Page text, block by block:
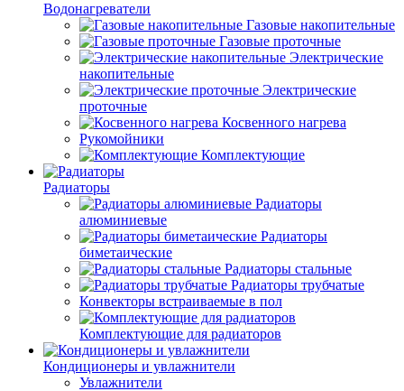
Водонагреватели
Газовые накопительные
Газовые проточные
Электрические
накопительные
Электрические
проточные
Косвенного нагрева
Рукомойники
Комплектующие
Радиаторы
Радиаторы
алюминиевые
Радиаторы
биметаические
Радиаторы стальные
Радиаторы трубчатые
Конвекторы встраиваемые в пол
Комплектующие для радиаторов
Кондиционеры и увлажнители
Увлажнители